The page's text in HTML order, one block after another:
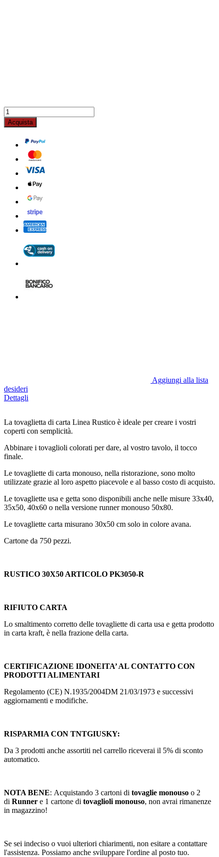
Acquista
Aggiungi alla lista
desideri
Dettagli
La tovaglietta di carta Linea Rustico è ideale per creare i vostri
coperti con semplicità.
Abbinare i tovaglioli colorati per dare, al vostro tavolo, il tocco
finale.
Le tovagliette di carta monouso, nella ristorazione, sono molto
utilizzate grazie al loro aspetto piacevole e al basso costo di acquisto.
Le tovagliette usa e getta sono disponibili anche nelle misure 33x40,
35x50, 40x60 o nella versione runner monouso 50x80.
Le tovagliette carta misurano 30x50 cm solo in colore avana.
Cartone da 750 pezzi.
RUSTICO 30X50 ARTICOLO PK3050-R
RIFIUTO CARTA
Lo smaltimento corretto delle tovagliette di carta usa e getta prodotto
in carta kraft, è nella frazione della carta.
CERTIFICAZIONE IDONEITA’ AL CONTATTO CON
PRODOTTI ALIMENTARI
Regolamento (CE) N.1935/2004DM 21/03/1973 e successivi
aggiornamenti e modifiche.
RISPARMIA CON TNTGIUSKY:
Da 3 prodotti anche assortiti nel carrello riceverai il 5% di sconto
automatico.
NOTA BENE: Acquistando 3 cartoni di tovaglie monouso o 2
di Runner e 1 cartone di tovaglioli monouso, non avrai rimanenze
in magazzino!
Se sei indeciso o vuoi ulteriori chiarimenti, non esitare a contattare
l'assistenza. Possiamo anche sviluppare l'ordine al posto tuo.